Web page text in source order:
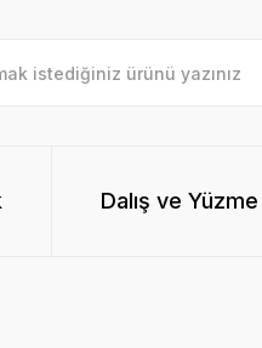
Dalış ve Yüzme